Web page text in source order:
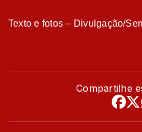
Texto e fotos – Divulgação/
Compartilhe